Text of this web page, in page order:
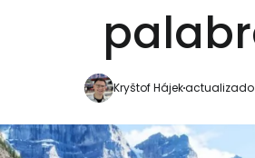
Kryštof Hájekactualizado